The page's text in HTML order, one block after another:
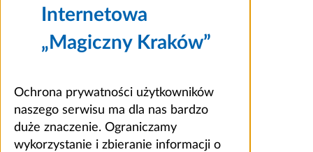
Internetowa
„Magiczny Kraków”
Ochrona prywatności użytkowników
naszego serwisu ma dla nas bardzo
duże znaczenie. Ograniczamy
wykorzystanie i zbieranie informacji o